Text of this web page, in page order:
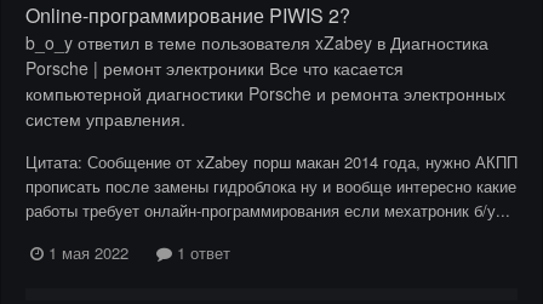
Online-программирование PIWIS 2?
b_o_y ответил в теме пользователя xZabey в Диагностика
Porsche | ремонт электроники Все что касается
компьютерной диагностики Porsche и ремонта электронных
систем управления.
Цитата: Сообщение от xZabey порш макан 2014 года, нужно АКПП
прописать после замены гидроблока ну и вообще интересно какие
работы требует онлайн-программирования если мехатроник б/у...
1 мая 2022
1 ответ